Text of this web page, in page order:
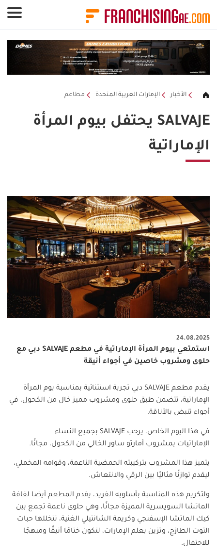
الأخبار الإمارات العربية المتحدة مطاعم
SALVAJE يحتفل بيوم المرأة
الإماراتية
24.08.2025
استمتعي بيوم المرأة الإماراتية في مطعم SALVAJE دبي مع
حلوى ومشروب خاصين في أجواء أنيقة
يقدم مطعم
دبي تجربة استثنائية بمناسبة يوم المرأة
الإماراتية، تتضمن طبق حلوى ومشروب مميز خال من الكحول، في
أجواء تنبض بالأناقة.
في هذا اليوم الخاص، يرحب
بجميع النساء
الإماراتيات بمشروب أمارتو ساور الخالي من الكحول، مجانًا.
يتميز هذا المشروب بتركيبته الحمضية الناعمة، وقوامه المخملي،
ليقدم توازنًا مثاليًا بين الرقي والانتعاش.
ولتكريم هذه المناسبة بأسلوبه الفريد، يقدم المطعم أيضا لفافة
الماتشا السويسرية المميزة مجانًا، وهي حلوى ناعمة تجمع بين
كيك الماتشا الإسفنجي وكريمة الشانتيلي الغنية، تتخللها حبات
التوت الطازج، وتزين بعلم الإمارات، لتكون ختامًا أنيقًا ومبهجًا
للاحتفال.
لوحة إدارة ملفات تعريف الارتباط